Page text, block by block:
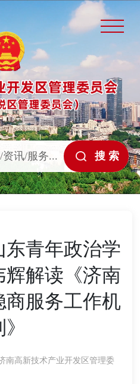
青年政治学
辉解读《济南
商服务工作机
南高新技术产业开发区管理委